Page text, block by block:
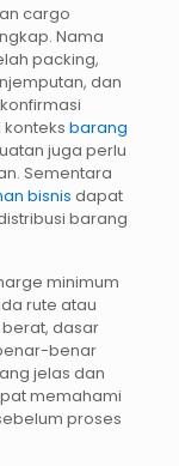
cargo
Nama
packing,
dan
barang
juga perlu
Sementara
bisnis dapat
barang
minimum
rute atau
dasar
benar
jelas dan
memahami
proses